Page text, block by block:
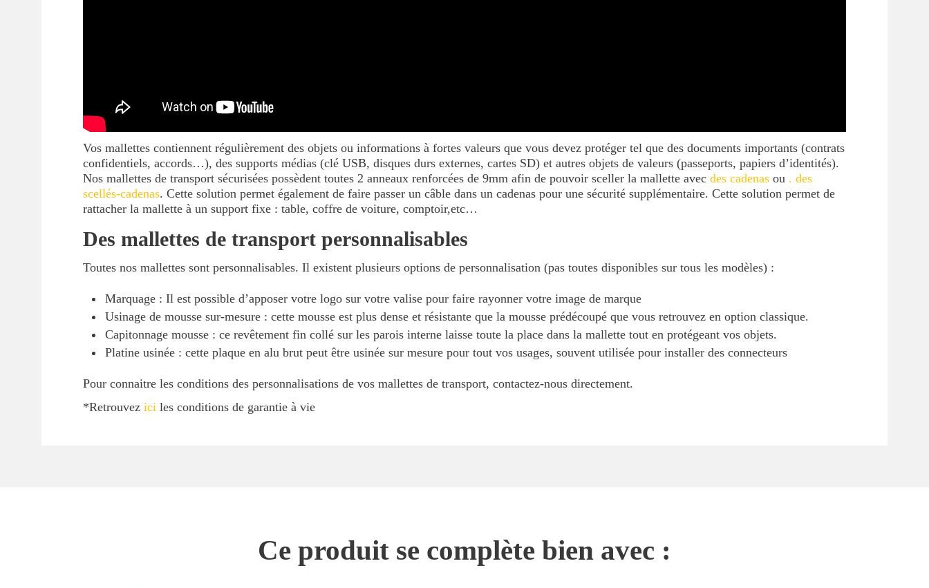
Vos mallettes contiennent régulièrement des objets ou informations à fortes valeurs que vous devez protéger tel que des documents importants (contrats
confidentiels, accords…), des supports médias (clé USB, disques durs externes, cartes SD) et autres objets de valeurs (passeports, papiers d’identités).
Nos mallettes de transport sécurisées possèdent toutes 2 anneaux renforcées de 9mm afin de pouvoir sceller la mallette avec des cadenas ou . des
scellés-cadenas. Cette solution permet également de faire passer un câble dans un cadenas pour une sécurité supplémentaire. Cette solution permet de
rattacher la mallette à un support fixe : table, coffre de voiture, comptoir,etc…
Des mallettes de transport personnalisables
Toutes nos mallettes sont personnalisables. Il existent plusieurs options de personnalisation (pas toutes disponibles sur tous les modèles) :
Marquage : Il est possible d’apposer votre logo sur votre valise pour faire rayonner votre image de marque
Usinage de mousse sur-mesure : cette mousse est plus dense et résistante que la mousse prédécoupé que vous retrouvez en option classique.
Capitonnage mousse : ce revêtement fin collé sur les parois interne laisse toute la place dans la mallette tout en protégeant vos objets.
Platine usinée : cette plaque en alu brut peut être usinée sur mesure pour tout vos usages, souvent utilisée pour installer des connecteurs
Pour connaitre les conditions des personnalisations de vos mallettes de transport, contactez-nous directement.
*Retrouvez ici les conditions de garantie à vie
Ce produit se complète bien avec :